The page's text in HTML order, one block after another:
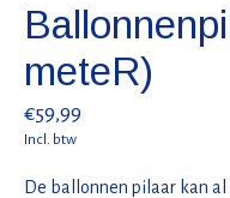
meteR)
€59,99
Incl. btw
De ballonnen pilaar kan